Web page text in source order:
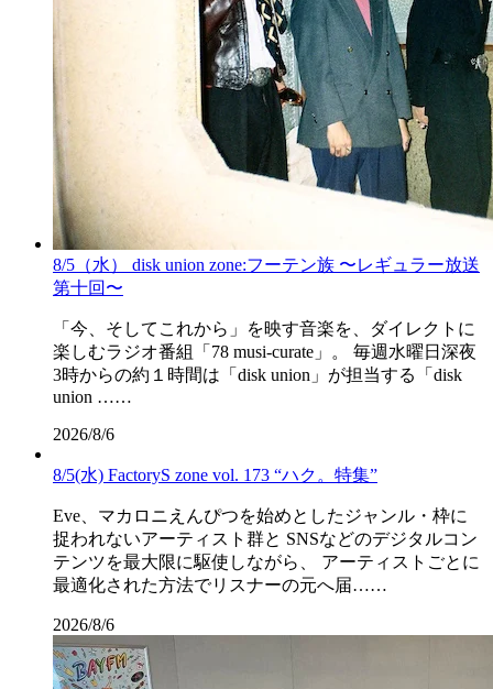
8/5（水） disk union zone:フーテン族 〜レギュラー放送
第十回〜
「今、そしてこれから」を映す音楽を、ダイレクトに
楽しむラジオ番組「78 musi-curate」。 毎週水曜日深夜
3時からの約１時間は「disk union」が担当する「disk
union ……
2026/8/6
8/5(水) FactoryS zone vol. 173 “ハク。特集”
Eve、マカロニえんぴつを始めとしたジャンル・枠に
捉われないアーティスト群と SNSなどのデジタルコン
テンツを最大限に駆使しながら、 アーティストごとに
最適化された方法でリスナーの元へ届……
2026/8/6